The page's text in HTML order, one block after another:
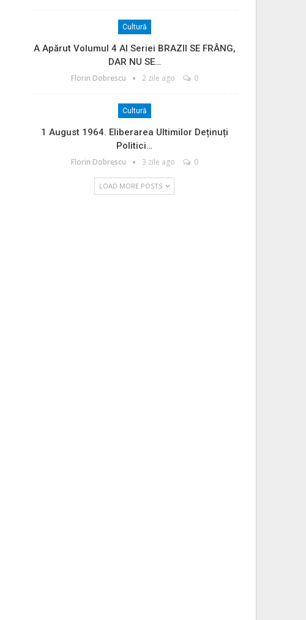
Cultură
A Apărut Volumul 4 Al Seriei BRAZII SE FRÂNG,
DAR NU SE…
Florin Dobrescu 2 zile ago 0
Cultură
1 August 1964. Eliberarea Ultimilor Deținuți
Politici…
Florin Dobrescu 3 zile ago 0
LOAD MORE POSTS